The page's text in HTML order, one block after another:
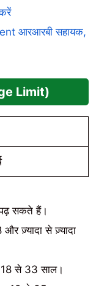
आरआरबी सहायक,
Limit)
पढ़ सकते हैं।
ज़्यादा से ज़्यादा
18 से 33 साल।